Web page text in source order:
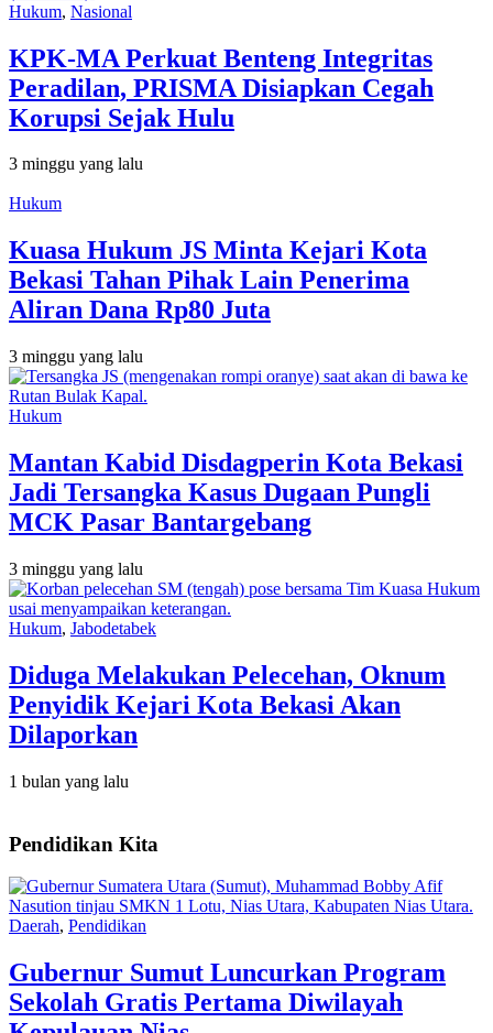
Hukum, Nasional
KPK-MA Perkuat Benteng Integritas
Peradilan, PRISMA Disiapkan Cegah
Korupsi Sejak Hulu
3 minggu yang lalu
Hukum
Kuasa Hukum JS Minta Kejari Kota
Bekasi Tahan Pihak Lain Penerima
Aliran Dana Rp80 Juta
3 minggu yang lalu
Hukum
Mantan Kabid Disdagperin Kota Bekasi
Jadi Tersangka Kasus Dugaan Pungli
MCK Pasar Bantargebang
3 minggu yang lalu
Hukum, Jabodetabek
Diduga Melakukan Pelecehan, Oknum
Penyidik Kejari Kota Bekasi Akan
Dilaporkan
1 bulan yang lalu
Pendidikan Kita
Daerah, Pendidikan
Gubernur Sumut Luncurkan Program
Sekolah Gratis Pertama Diwilayah